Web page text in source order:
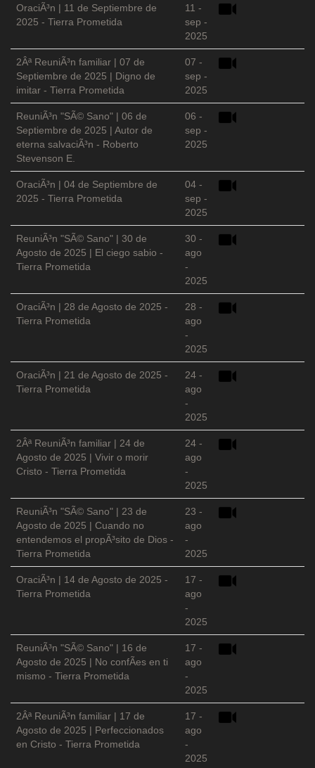
OraciÃ³n | 11 de Septiembre de
2025 - Tierra Prometida
11 -
sep -
2025
2Âª ReuniÃ³n familiar | 07 de
Septiembre de 2025 | Digno de
imitar - Tierra Prometida
07 -
sep -
2025
ReuniÃ³n "SÃ© Sano" | 06 de
Septiembre de 2025 | Autor de
eterna salvaciÃ³n - Roberto
Stevenson E.
06 -
sep -
2025
OraciÃ³n | 04 de Septiembre de
2025 - Tierra Prometida
04 -
sep -
2025
ReuniÃ³n "SÃ© Sano" | 30 de
Agosto de 2025 | El ciego sabio -
Tierra Prometida
30 -
ago
-
2025
OraciÃ³n | 28 de Agosto de 2025 -
Tierra Prometida
28 -
ago
-
2025
OraciÃ³n | 21 de Agosto de 2025 -
Tierra Prometida
24 -
ago
-
2025
2Âª ReuniÃ³n familiar | 24 de
Agosto de 2025 | Vivir o morir
Cristo - Tierra Prometida
24 -
ago
-
2025
ReuniÃ³n "SÃ© Sano" | 23 de
Agosto de 2025 | Cuando no
entendemos el propÃ³sito de Dios -
Tierra Prometida
23 -
ago
-
2025
OraciÃ³n | 14 de Agosto de 2025 -
Tierra Prometida
17 -
ago
-
2025
ReuniÃ³n "SÃ© Sano" | 16 de
Agosto de 2025 | No confÃ­es en ti
mismo - Tierra Prometida
17 -
ago
-
2025
2Âª ReuniÃ³n familiar | 17 de
Agosto de 2025 | Perfeccionados
en Cristo - Tierra Prometida
17 -
ago
-
2025